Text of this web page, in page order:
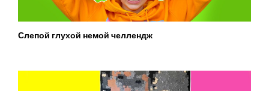
Слепой глухой немой челлендж